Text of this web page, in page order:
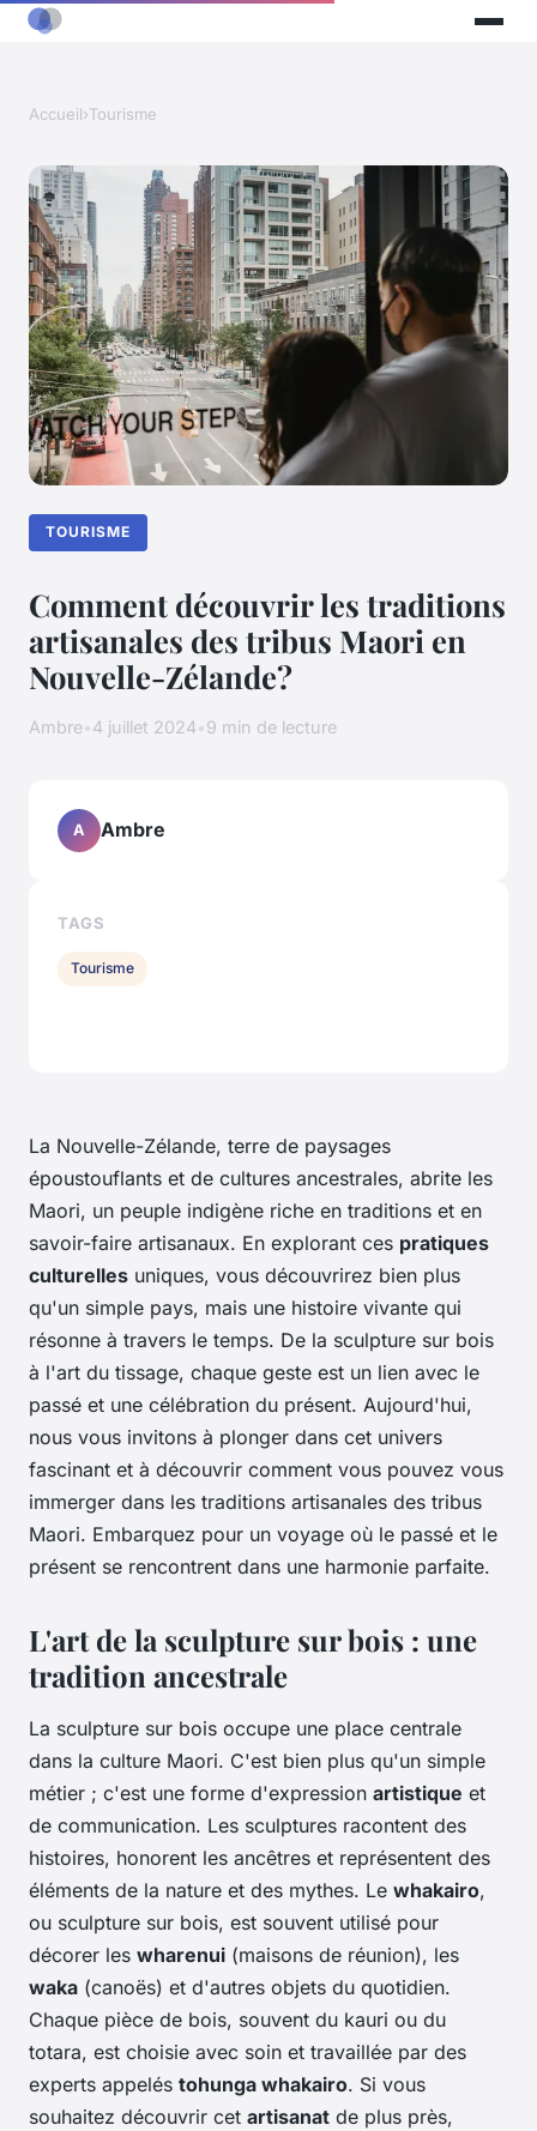
Accueil›Tourisme
TOURISME
Comment découvrir les traditions
artisanales des tribus Maori en
Nouvelle-Zélande?
Ambre•4 juillet 2024•9 min de lecture
La Nouvelle-Zélande, terre de paysages
époustouflants et de cultures ancestrales, abrite les
Maori, un peuple indigène riche en traditions et en
savoir-faire artisanaux. En explorant ces pratiques
culturelles uniques, vous découvrirez bien plus
qu'un simple pays, mais une histoire vivante qui
résonne à travers le temps. De la sculpture sur bois
à l'art du tissage, chaque geste est un lien avec le
passé et une célébration du présent. Aujourd'hui,
nous vous invitons à plonger dans cet univers
fascinant et à découvrir comment vous pouvez vous
immerger dans les traditions artisanales des tribus
Maori. Embarquez pour un voyage où le passé et le
présent se rencontrent dans une harmonie parfaite.
L'art de la sculpture sur bois : une
tradition ancestrale
La sculpture sur bois occupe une place centrale
dans la culture Maori. C'est bien plus qu'un simple
métier ; c'est une forme d'expression artistique et
de communication. Les sculptures racontent des
histoires, honorent les ancêtres et représentent des
éléments de la nature et des mythes. Le whakairo,
ou sculpture sur bois, est souvent utilisé pour
décorer les wharenui (maisons de réunion), les
waka (canoës) et d'autres objets du quotidien.
Chaque pièce de bois, souvent du kauri ou du
totara, est choisie avec soin et travaillée par des
experts appelés tohunga whakairo. Si vous
souhaitez découvrir cet artisanat de plus près,
A Ambre
TAGS
Tourisme